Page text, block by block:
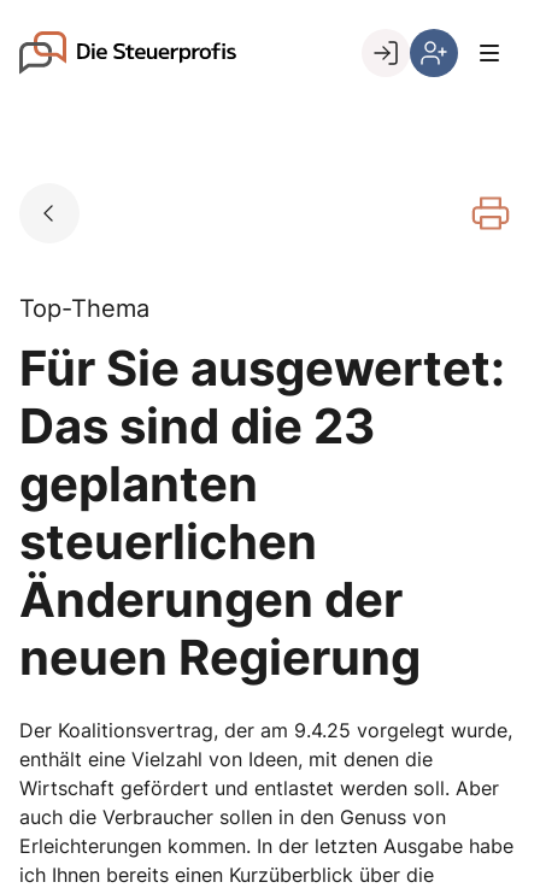
content
Go to landing page.
registrieren,
sind
Top-Thema
Für Sie ausgewertet:
Das sind die 23
geplanten
steuerlichen
Änderungen der
neuen Regierung
Der Koalitionsvertrag, der am 9.4.25 vorgelegt wurde,
enthält eine Vielzahl von Ideen, mit denen die
Wirtschaft gefördert und entlastet werden soll. Aber
auch die Verbraucher sollen in den Genuss von
Erleichterungen kommen. In der letzten Ausgabe habe
ich Ihnen bereits einen Kurzüberblick über die